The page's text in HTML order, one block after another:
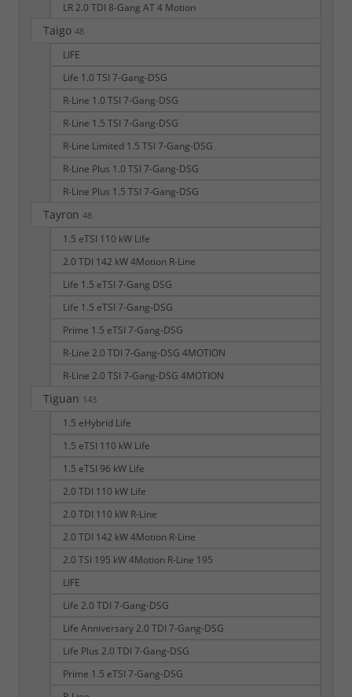
LR 2.0 TDI 8-Gang AT 4 Motion
Taigo 48
LIFE
Life 1.0 TSI 7-Gang-DSG
R-Line 1.0 TSI 7-Gang-DSG
R-Line 1.5 TSI 7-Gang-DSG
R-Line Limited 1.5 TSI 7-Gang-DSG
R-Line Plus 1.0 TSI 7-Gang-DSG
R-Line Plus 1.5 TSI 7-Gang-DSG
Tayron 48
1.5 eTSI 110 kW Life
2.0 TDI 142 kW 4Motion R-Line
Life 1.5 eTSI 7-Gang DSG
Life 1.5 eTSI 7-Gang-DSG
Prime 1.5 eTSI 7-Gang-DSG
R-Line 2.0 TDI 7-Gang-DSG 4MOTION
R-Line 2.0 TSI 7-Gang-DSG 4MOTION
Tiguan 143
1.5 eHybrid Life
1.5 eTSI 110 kW Life
1.5 eTSI 96 kW Life
2.0 TDI 110 kW Life
2.0 TDI 110 kW R-Line
2.0 TDI 142 kW 4Motion R-Line
2.0 TSI 195 kW 4Motion R-Line 195
LIFE
Life 2.0 TDI 7-Gang-DSG
Life Anniversary 2.0 TDI 7-Gang-DSG
Life Plus 2.0 TDI 7-Gang-DSG
Prime 1.5 eTSI 7-Gang-DSG